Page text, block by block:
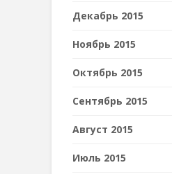
Декабрь 2015
Ноябрь 2015
Октябрь 2015
Сентябрь 2015
Август 2015
Июль 2015